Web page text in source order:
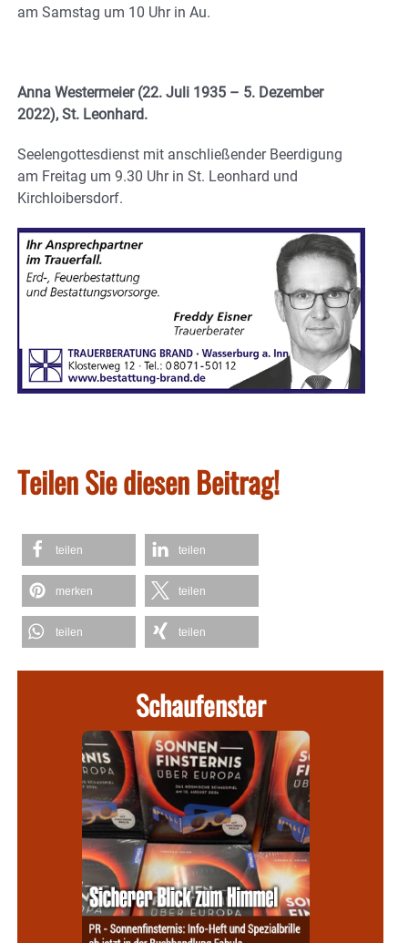
am Samstag um 10 Uhr in Au.
Anna Westermeier (22. Juli 1935 – 5. Dezember
2022), St. Leonhard.
Seelengottesdienst mit anschließender Beerdigung
am Freitag um 9.30 Uhr in St. Leonhard und
Kirchloibersdorf.
Teilen Sie diesen Beitrag!
teilen teilen
merken teilen
teilen teilen
Schaufenster